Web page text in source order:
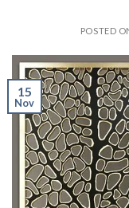
POSTED
15
Nov